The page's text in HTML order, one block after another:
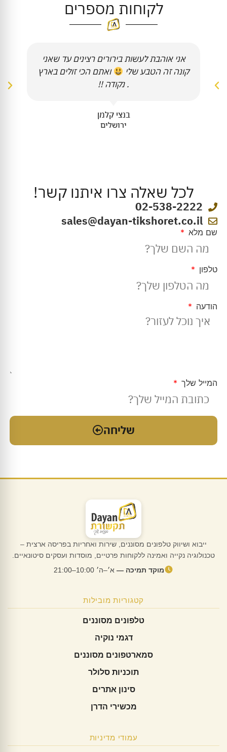
לקוחות מספרים
אני אוהבת לעשות בירורים רצינים עד שאני
קונה זה הטבע שלי
ואתם הכי זולים בארץ
. נקודה !!
בנצי קלמן
ירושלים
לכל שאלה צרו איתנו קשר!
02-538-2222
sales@dayan-tikshoret.co.il
שם מלא
טלפון
הודעה
המייל שלך
שליחה
ייבוא ושיווק טלפונים מסוננים, שירות ואחריות בפריסה ארצית –
טכנולוגיה נקייה ואמינה ללקוחות פרטיים, מוסדות ועסקים סיטונאיים.
מוקד תמיכה — א׳–ה׳ 10:00–21:00
קטגוריות מובילות
טלפונים מסוננים
דגמי נוקיה
סמארטפונים מסוננים
תוכניות סלולר
סינון אתרים
מכשירי הדרן
עמודי מדיניות